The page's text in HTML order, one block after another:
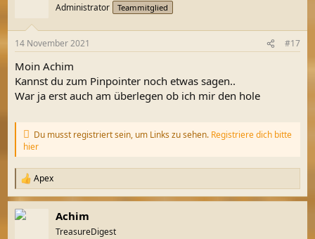
e
:
Administrator Teammitglied
14 November 2021 #17
Moin Achim
Kannst du zum Pinpointer noch etwas sagen..
War ja erst auch am überlegen ob ich mir den hole
Du musst registriert sein, um Links zu sehen. Registriere dich bitte
hier
R
e
a
k
Apex
Achim
TreasureDigest